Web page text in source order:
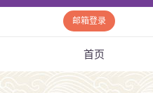
邮箱登录
首页